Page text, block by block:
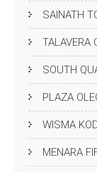
SAINATH
SOUTH
PLAZA
WISMA
MENARA